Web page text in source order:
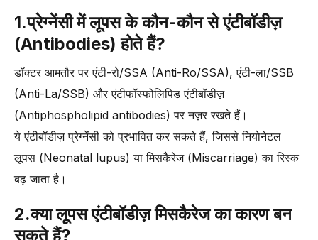
1.प्रेग्नेंसी में लूपस के कौन-कौन से एंटीबॉडीज़
(Antibodies) होते हैं?
डॉक्टर आमतौर पर एंटी-रो/SSA (Anti-Ro/SSA), एंटी-ला/SSB
(Anti-La/SSB) और एंटीफॉस्फोलिपिड एंटीबॉडीज़
(Antiphospholipid antibodies) पर नज़र रखते हैं।
ये एंटीबॉडीज़ प्रेग्नेंसी को प्रभावित कर सकते हैं, जिससे नियोनेटल
लूपस (Neonatal lupus) या मिसकैरेज (Miscarriage) का रिस्क
बढ़ जाता है।
2.क्या लूपस एंटीबॉडीज़ मिसकैरेज का कारण बन
सकते हैं?